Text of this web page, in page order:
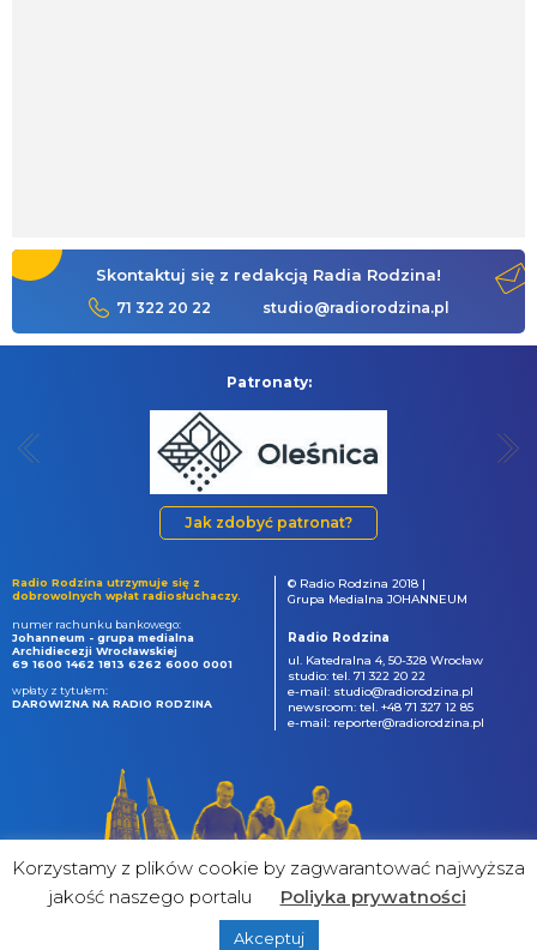
Skontaktuj się z redakcją Radia Rodzina!
71 322 20 22 studio@radiorodzina.pl
Patronaty:
Jak zdobyć patronat?
Radio Rodzina utrzymuje się z
dobrowolnych wpłat radiosłuchaczy.
numer rachunku bankowego:
Johanneum - grupa medialna
Archidiecezji Wrocławskiej
69 1600 1462 1813 6262 6000 0001
wpłaty z tytułem:
DAROWIZNA NA RADIO RODZINA
© Radio Rodzina 2018 |
Grupa Medialna JOHANNEUM
Radio Rodzina
ul. Katedralna 4, 50-328 Wrocław
studio: tel. 71 322 20 22
e-mail: studio@radiorodzina.pl
newsroom: tel. +48 71 327 12 85
e-mail: reporter@radiorodzina.pl
&
Korzystamy z plików cookie by zagwarantować najwyższa
jakość naszego portalu
Poliyka prywatności
Akceptuj